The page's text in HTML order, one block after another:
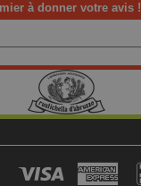
à donner votre avis !